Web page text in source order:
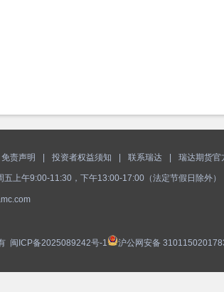
免责声明 投资者权益须知 联系瑞达 瑞达期货官
上午9:00-11:30，下午13:00-17:00（法定节假日除外）
闽ICP备2025089242号-1 沪公网安备